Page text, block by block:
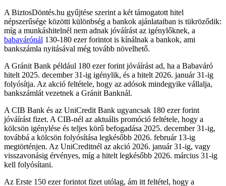
A BiztosDöntés.hu gyűjtése szerint a két támogatott hitel
népszerűsége közötti különbség a bankok ajánlataiban is tükröződik:
míg a munkáshitelnél nem adnak jóváírást az igénylőknek, a
babavárónál 130-180 ezer forintot is kínálnak a bankok, ami
bankszámla nyitásával még tovább növelhető.
A Gránit Bank például 180 ezer forint jóváírást ad, ha a Babaváró
hitelt 2025. december 31-ig igénylik, és a hitelt 2026. január 31-ig
folyósítja. Az akció feltétele, hogy az adósok mindegyike vállalja,
bankszámlát vezetnek a Gránit Banknál.
A CIB Bank és az UniCredit Bank ugyancsak 180 ezer forint
jóváírást fizet. A CIB-nél az aktuális promóció feltétele, hogy a
kölcsön igénylése és teljes körű befogadása 2025. december 31-ig,
továbbá a kölcsön folyósítása legkésőbb 2026. február 13-ig
megtörténjen. Az UniCreditnél az akció 2026. január 31-ig, vagy
visszavonásig érvényes, míg a hitelt legkésőbb 2026. március 31-ig
kell folyósítani.
Az Erste 150 ezer forintot fizet utólag, ám itt feltétel, hogy a